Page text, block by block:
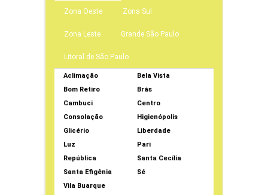
Zona Oeste Zona Sul
Zona Leste Grande São Paulo
Litoral de São Paulo
Aclimação
Bela Vista
Bom Retiro
Brás
Cambuci
Centro
Consolação
Higienópolis
Glicério
Liberdade
Luz
Pari
República
Santa Cecília
Santa Efigênia
Sé
Vila Buarque